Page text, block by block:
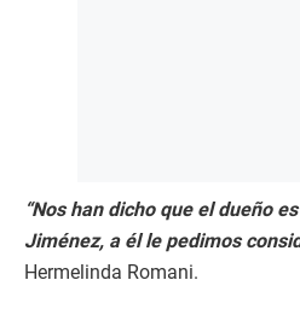
“Nos han dicho que el dueño
Jiménez, a él le pedimos
Hermelinda Romani.